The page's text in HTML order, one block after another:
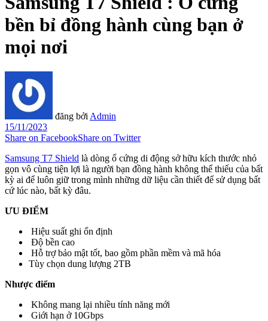
bền bỉ đồng hành cùng bạn ở
mọi nơi
đăng bởi Admin
15/11/2023
Share on FacebookShare on Twitter
Samsung T7 Shield là dòng ổ cứng di động sở hữu kích thước nhỏ
gọn vô cùng tiện lợi là người bạn đồng hành không thể thiếu của bất
kỳ ai để luôn giữ trong mình những dữ liệu cần thiết để sử dụng bất
cứ lúc nào, bất kỳ đâu.
ƯU ĐIỂM
Hiệu suất ghi ổn định
Độ bền cao
Hỗ trợ bảo mật tốt, bao gồm phần mềm và mã hóa
Tùy chọn dung lượng 2TB
Nhược điểm
Không mang lại nhiều tính năng mới
Giới hạn ở 10Gbps